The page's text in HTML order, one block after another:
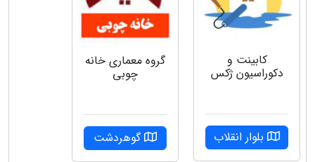
کابینت و
دکوراسیون ژکس
بلوار انقلاب
گروه‌ معماری خانه
چوبی
گوهردشت